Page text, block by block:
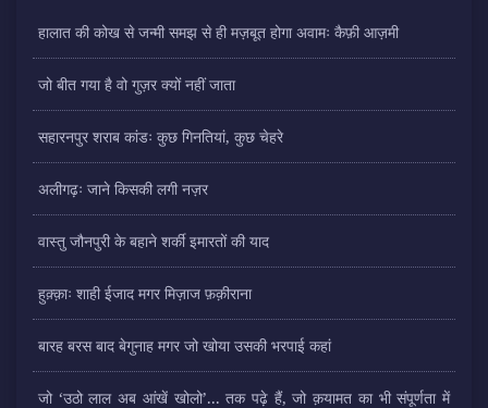
हालात की कोख से जन्मी समझ से ही मज़बूत होगा अवामः कैफ़ी आज़मी
जो बीत गया है वो गुज़र क्यों नहीं जाता
सहारनपुर शराब कांडः कुछ गिनतियां, कुछ चेहरे
अलीगढ़ः जाने किसकी लगी नज़र
वास्तु जौनपुरी के बहाने शर्की इमारतों की याद
हुक़्क़ाः शाही ईजाद मगर मिज़ाज फ़क़ीराना
बारह बरस बाद बेगुनाह मगर जो खोया उसकी भरपाई कहां
जो ‘उठो लाल अब आंखें खोलो’... तक पढ़े हैं, जो क़यामत का भी संपूर्णता में